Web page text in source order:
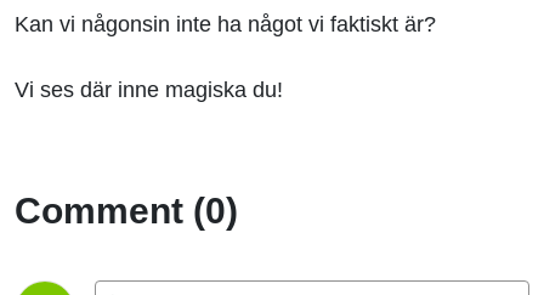
Kan vi någonsin inte ha något vi faktiskt är?
Vi ses där inne magiska du!
Comment (0)